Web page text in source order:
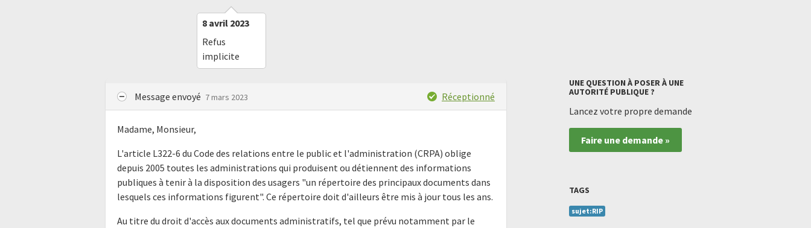
8 avril 2023
Refus
implicite
Message envoyé 7 mars 2023 Réceptionné
Madame, Monsieur,
L'article L322-6 du Code des relations entre le public et l'administration (CRPA) oblige
depuis 2005 toutes les administrations qui produisent ou détiennent des informations
publiques à tenir à la disposition des usagers "un répertoire des principaux documents dans
lesquels ces informations figurent". Ce répertoire doit d'ailleurs être mis à jour tous les ans.
Au titre du droit d'accès aux documents administratifs, tel que prévu notamment par le
UNE QUESTION À POSER À UNE
AUTORITÉ PUBLIQUE ?
Lancez votre propre demande
Faire une demande »
TAGS
sujet:RIP